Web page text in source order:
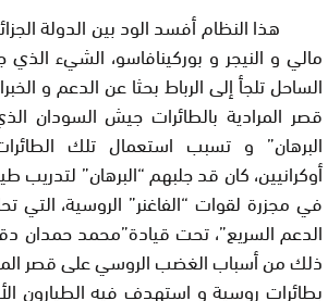
هذا النظام أفسد الود بين الدولة
مالي و النيجر و بوركينافاسو، الشيء
الساحل تلجأ إلى الرباط بحثا عن الدعم و
قصر المرادية بالطائرات جيش السودان
البرهان” و تسبب استعمال تلك
أوكرانيين، كان قد جلبهم “البرهان”
في مجزرة لقوات “الفاغنر” الروسية، التي
الدعم السريع”، تحت قيادة”محمد حمدان
ذلك من أسباب الغضب الروسي على قصر
بطائرات روسية و استهدف فيه الطيارون